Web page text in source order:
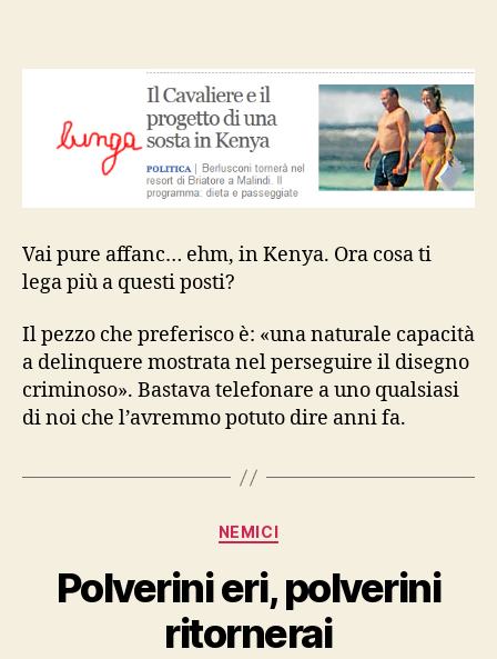
Vai pure affanc… ehm, in Kenya. Ora cosa ti
lega più a questi posti?
Il pezzo che preferisco è: «una naturale capacità
a delinquere mostrata nel perseguire il disegno
criminoso». Bastava telefonare a uno qualsiasi
di noi che l’avremmo potuto dire anni fa.
Categorie
NEMICI
Polverini eri, polverini
ritornerai